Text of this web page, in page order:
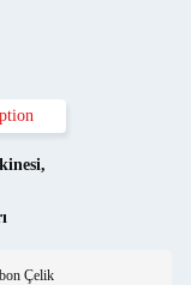
,
Çelik